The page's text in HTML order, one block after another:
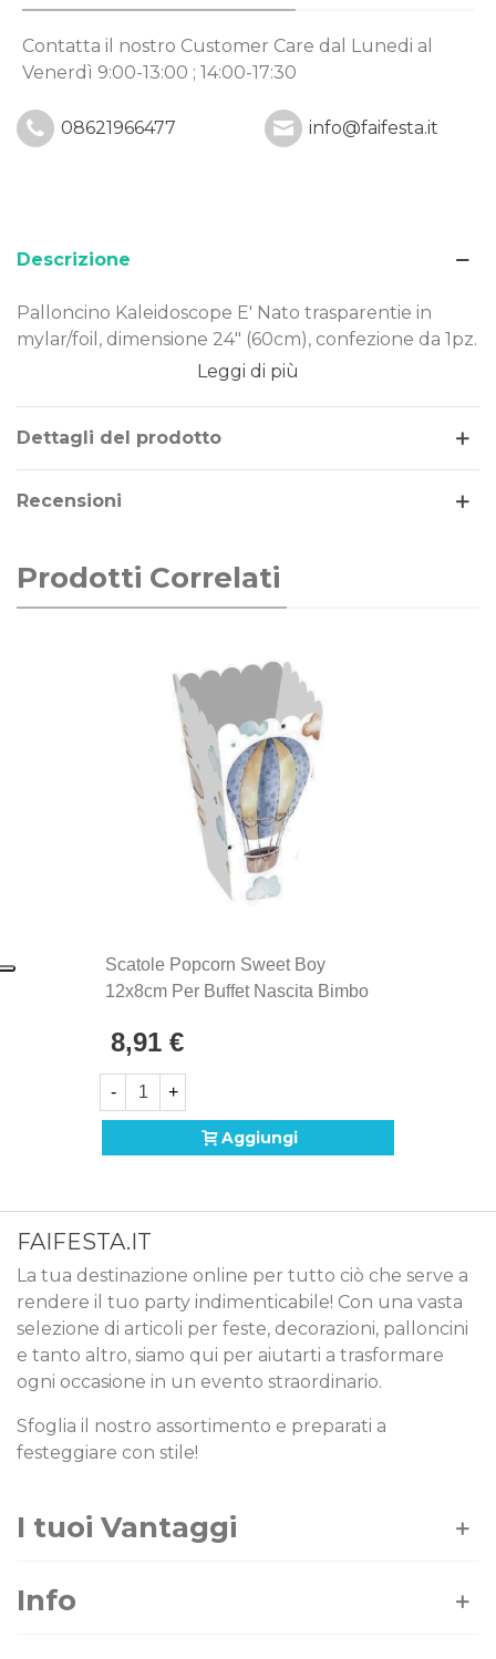
Contatta il nostro Customer Care dal Lunedi al
Venerdì 9:00-13:00 ; 14:00-17:30
08621966477 info@faifesta.it
Descrizione
Palloncino Kaleidoscope E' Nato trasparentie in
mylar/foil, dimensione 24" (60cm), confezione da 1pz.
Dimensione: 24" (60cm)
Materiale: mylar-foil
Tema: nascita
Il palloncino E' Nato trasparentie è realizzato in
tempo. Costruito secondo rigorosi standard
qualitativi, può essere gonfiato ad aria o elio.
Leggi di più
Dettagli del prodotto
Recensioni
Prodotti Correlati
Scatole Popcorn Sweet Boy
12x8cm Per Buffet Nascita Bimbo
8,91 €
- +
Aggiungi
FAIFESTA.IT
La tua destinazione online per tutto ciò che serve a
rendere il tuo party indimenticabile! Con una vasta
selezione di articoli per feste, decorazioni, palloncini
e tanto altro, siamo qui per aiutarti a trasformare
ogni occasione in un evento straordinario.
Sfoglia il nostro assortimento e preparati a
festeggiare con stile!
I tuoi Vantaggi
Info